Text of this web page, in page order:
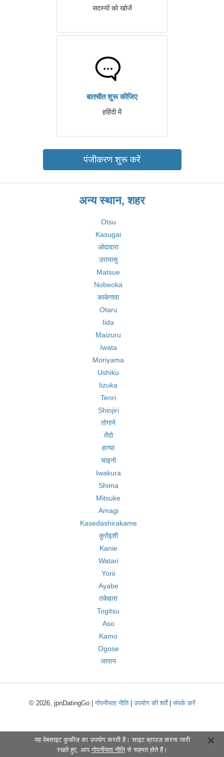
सदस्यों को खोजें
बातचीत शुरू कीजिए
हहिंदी में
पंजीकरण शुरू करें
अन्य स्थान, शहर
Otsu
Kasugai
ओदावारा
उरायासु
Matsue
Nobeoka
काकेगावा
Otaru
Iida
Maizuru
Iwata
Moriyama
Ushiku
Iizuka
Tenri
Shiojiri
तोगाने
तेंदो
हान्या
चाइनो
Iwakura
Shima
Mitsuke
Amagi
Kasedashirakame
कुरोइशी
Kanie
Watari
Yorii
Ayabe
तकेहारा
Togitsu
Aso
Kamo
Ogose
जापान
© 2026, jpnDatingGo |गोपनीयता नीति|उपयोग की शर्तें|संपर्क करें
यह वेबसाइट कुकीज़ का उपयोग करती है। साइट ब्राउज़ करना जारी
रखते हुए, आप गोपनीयता नीतिसे सहमत होते हैं।